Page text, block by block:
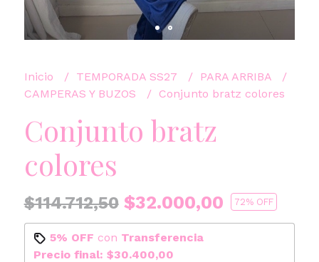
Inicio TEMPORADA SS27
PARA ARRIBA
CAMPERAS Y BUZOS
Conjunto bratz colores
Conjunto bratz
colores
$114.712,50$32.000,00 72% OFF
5% OFF con Transferencia
Precio final: $30.400,00